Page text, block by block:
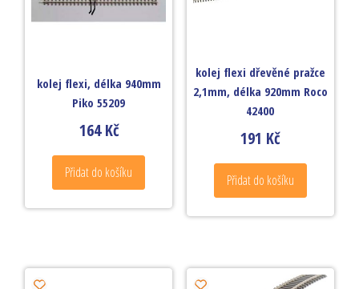
kolej flexi, délka 940mm
Piko 55209
164Kč
Přidat do košíku
kolej flexi dřevěné pražce
2,1mm, délka 920mm Roco
42400
191 Kč
Přidat do košíku